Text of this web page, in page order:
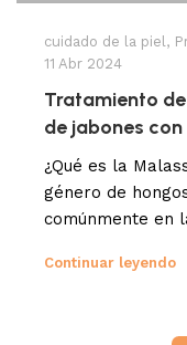
cuidado de la piel,
11 Abr 2024
Tratamiento
de jabones
¿Qué es la
género de
comúnmente en
Continuar leyendo